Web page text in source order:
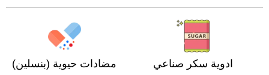
مضادات حيوية (بنسلين) ادوية سكر صناعي